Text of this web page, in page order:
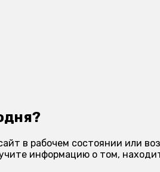
в рабочем состоянии или
информацию о том,